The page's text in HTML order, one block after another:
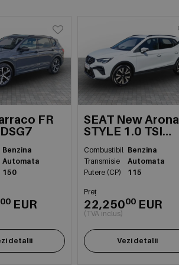
FR
Benzina
Automata
150
00 EUR
detalii
SEAT New Arona
STYLE 1.0 TSI
Combustibil Benzina
Transmisie
Automata
Putere (CP)
115
Preț
22,25000 EUR
(TVA inclus)
Vezi detalii